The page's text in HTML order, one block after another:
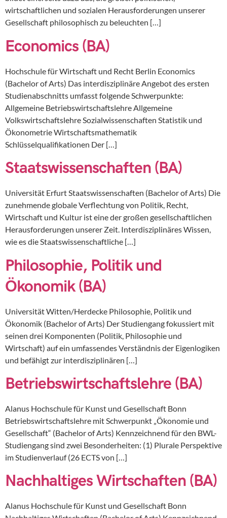
wirtschaftlichen und sozialen Herausforderungen unserer
Gesellschaft philosophisch zu beleuchten […]
Economics (BA)
Hochschule für Wirtschaft und Recht Berlin Economics
(Bachelor of Arts) Das interdisziplinäre Angebot des ersten
Studienabschnitts umfasst folgende Schwerpunkte:
Allgemeine Betriebswirtschaftslehre Allgemeine
Volkswirtschaftslehre Sozialwissenschaften Statistik und
Ökonometrie Wirtschaftsmathematik
Schlüsselqualifikationen Der […]
Staatswissenschaften (BA)
Universität Erfurt Staatswissenschaften (Bachelor of Arts) Die
zunehmende globale Verflechtung von Politik, Recht,
Wirtschaft und Kultur ist eine der großen gesellschaftlichen
Herausforderungen unserer Zeit. Interdisziplinäres Wissen,
wie es die Staatswissenschaftliche […]
Philosophie, Politik und
Ökonomik (BA)
Universität Witten/Herdecke Philosophie, Politik und
Ökonomik (Bachelor of Arts) Der Studiengang fokussiert mit
seinen drei Komponenten (Politik, Philosophie und
Wirtschaft) auf ein umfassendes Verständnis der Eigenlogiken
und befähigt zur interdisziplinären […]
Betriebswirtschaftslehre (BA)
Alanus Hochschule für Kunst und Gesellschaft Bonn
Betriebswirtschaftslehre mit Schwerpunkt „Ökonomie und
Gesellschaft“ (Bachelor of Arts) Kennzeichnend für den BWL-
Studiengang sind zwei Besonderheiten: (1) Plurale Perspektive
im Studienverlauf (26 ECTS von […]
Nachhaltiges Wirtschaften (BA)
Alanus Hochschule für Kunst und Gesellschaft Bonn